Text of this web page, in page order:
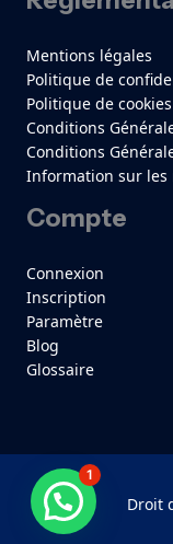
Mentions légales
Politique de
Politique de cookies
Conditions
Conditions
Information sur les
Compte
Connexion
Inscription
Paramètre
Blog
Glossaire
Droit
1